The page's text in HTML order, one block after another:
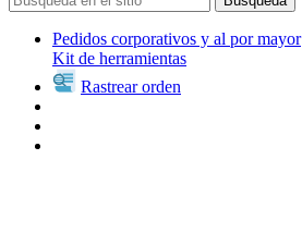
Pedidos corporativos y al por mayor
Kit de herramientas
Rastrear orden